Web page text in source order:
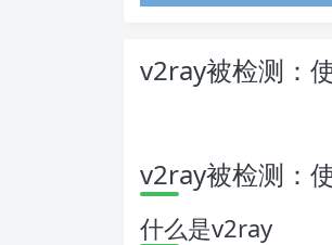
v2ray被检测：
v2ray被检测：
什么是v2ray